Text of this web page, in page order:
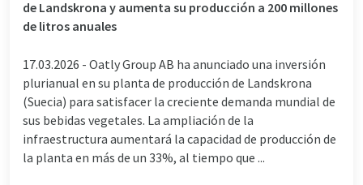
de Landskrona y aumenta su producción a 200 millones
de litros anuales
17.03.2026 - Oatly Group AB ha anunciado una inversión
plurianual en su planta de producción de Landskrona
(Suecia) para satisfacer la creciente demanda mundial de
sus bebidas vegetales. La ampliación de la
infraestructura aumentará la capacidad de producción de
la planta en más de un 33%, al tiempo que ...